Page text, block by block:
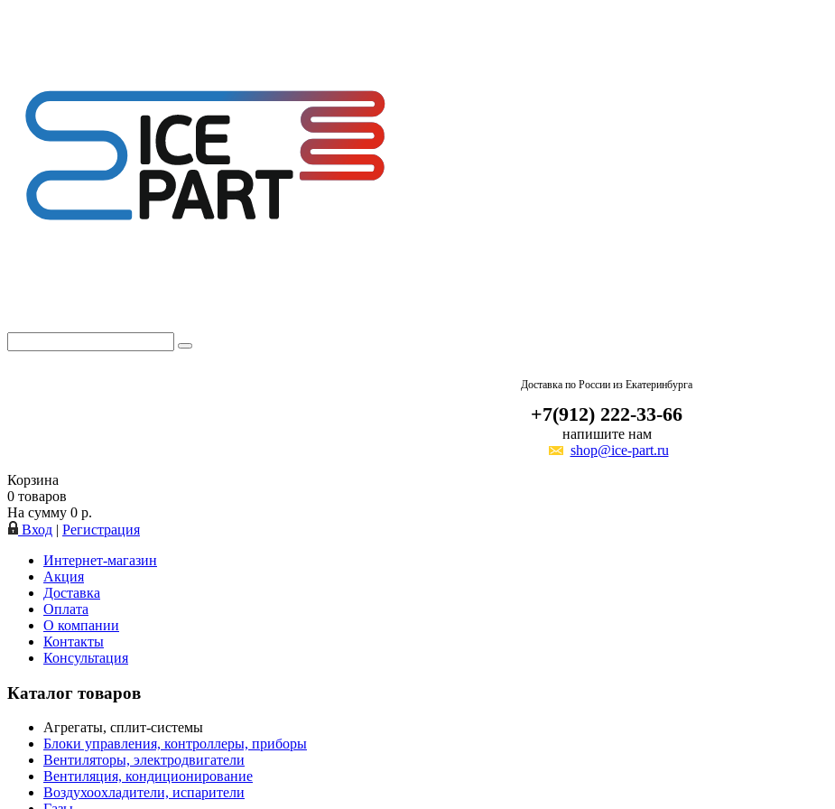
Доставка по России из Екатеринбурга
+7(912) 222-33-66
напишите нам
shop@ice-part.ru
Корзина
0 товаров
На сумму 0 р.
Вход | Регистрация
Интернет-магазин
Акция
Доставка
Оплата
О компании
Контакты
Консультация
Каталог товаров
Агрегаты, сплит-системы
Блоки управления, контроллеры, приборы
Вентиляторы, электродвигатели
Вентиляция, кондиционирование
Воздухоохладители, испарители